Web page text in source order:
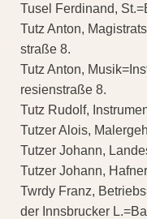
Tusel Ferdinand,
Tutz Anton,
straße 8.
Tutz Anton,
resienstraße 8.
Tutz Rudolf,
Tutzer Alois,
Tutzer Johann,
Tutzer Johann,
Twrdy Franz,
der Innsbrucker